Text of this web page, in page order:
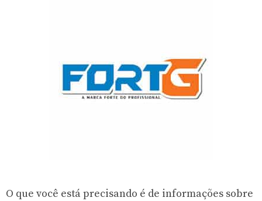
O que você está precisando é de informações sobre